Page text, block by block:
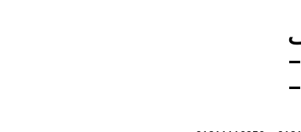
01211116954 –
01211116956 –